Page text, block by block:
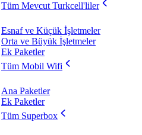
Tüm Mevcut Turkcell'liler
Esnaf ve Küçük İşletmeler
Orta ve Büyük İşletmeler
Ek Paketler
Tüm Mobil Wifi
Ana Paketler
Ek Paketler
Tüm Superbox